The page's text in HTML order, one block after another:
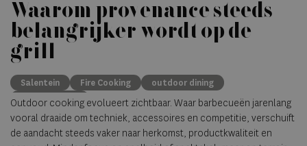
Waarom provenance steeds
belangrijker wordt op de
grill
Salentein Fire Cooking
outdoor dining
premium beef
Outdoor cooking evolueert zichtbaar. Waar barbecueën jarenlang
vooral draaide om techniek, accessoires en competitie, verschuift
de aandacht steeds vaker naar herkomst, productkwaliteit en